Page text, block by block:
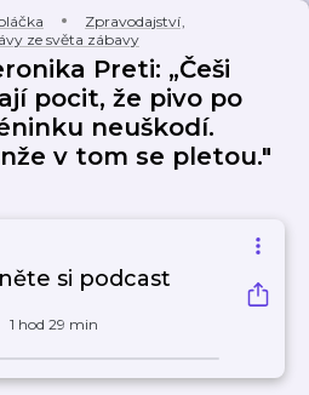
Zpravodajství,
ze světa zábavy
Preti: „Češi
pocit, že pivo po
neuškodí.
v tom se pletou."
si podcast
1 hod 29 min